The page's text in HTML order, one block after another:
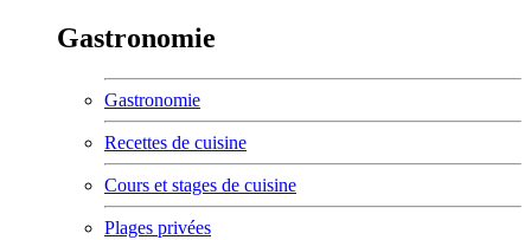
Gastronomie
Gastronomie
Recettes de cuisine
Cours et stages de cuisine
Plages privées